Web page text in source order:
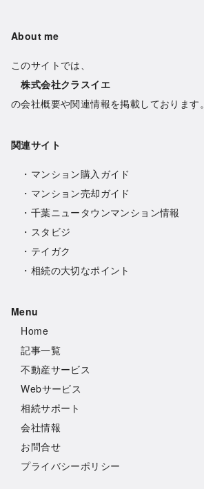
About me
このサイトでは、
株式会社クラスイエ
の会社概要や関連情報を掲載しております。
関連サイト
・ マンション購入ガイド
・ マンション売却ガイド
・ 千葉ニュータウンマンション情報
・ スタビジ
・ テイガク
・ 相続の大切なポイント
Menu
Home
記事一覧
不動産サービス
Webサービス
相続サポート
会社情報
お問合せ
プライバシーポリシー